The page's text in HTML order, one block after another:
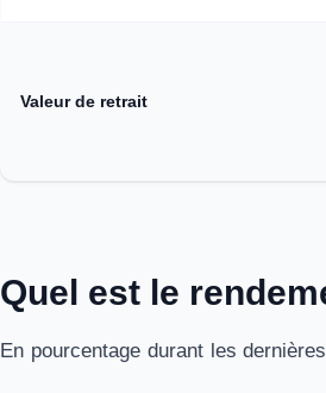
Valeur de retrait
Quel est le
En pourcentage durant les